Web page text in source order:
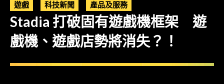
遊戲 科技新聞 產品及服務
Stadia 打破固有遊戲機框架 遊
戲機、遊戲店勢將消失？！